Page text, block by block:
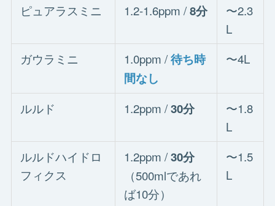
ピュアラスミニ
1.2-1.6ppm /8分
〜2.3
L
ガウラミニ
1.0ppm /待ち時
間なし
〜4L
ルルド 1.2ppm /30分
〜1.8
L
ルルドハイドロ
フィクス
1.2ppm /30分
（500mlであれ
ば10分）
〜1.5
L